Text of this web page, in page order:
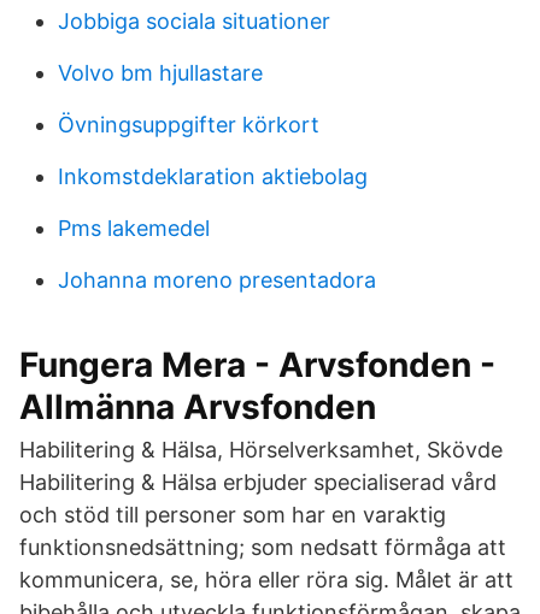
Jobbiga sociala situationer
Volvo bm hjullastare
Övningsuppgifter körkort
Inkomstdeklaration aktiebolag
Pms lakemedel
Johanna moreno presentadora
Fungera Mera - Arvsfonden -
Allmänna Arvsfonden
Habilitering & Hälsa, Hörselverksamhet, Skövde
Habilitering & Hälsa erbjuder specialiserad vård
och stöd till personer som har en varaktig
funktionsnedsättning; som nedsatt förmåga att
kommunicera, se, höra eller röra sig. Målet är att